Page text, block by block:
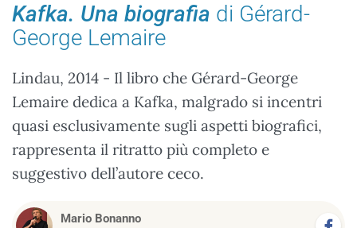
Kafka. Una biografia di Gérard-
George Lemaire
Lindau, 2014 - Il libro che Gérard-George
Lemaire dedica a Kafka, malgrado si incentri
quasi esclusivamente sugli aspetti biografici,
rappresenta il ritratto più completo e
suggestivo dell’autore ceco.
Mario Bonanno